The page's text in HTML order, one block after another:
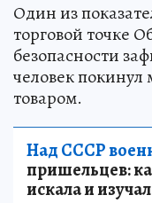
Один из
торговой точке
безопасности
человек
товаром.
Над СССР
пришельцев:
искала и